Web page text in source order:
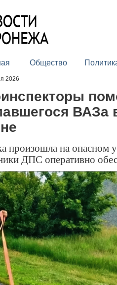
Общество
2026
ВАЗа
произошла на опасном
ДПС оперативно